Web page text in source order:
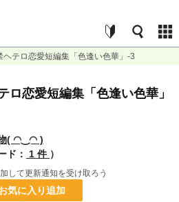
ヘテロ恋愛短編集「色逢い色華」-3
ロ恋愛短編集「色逢い色華」
( ◠‿◠ )
ド：
1 件 ）
して更新通知を受け取ろう
気に入り追加